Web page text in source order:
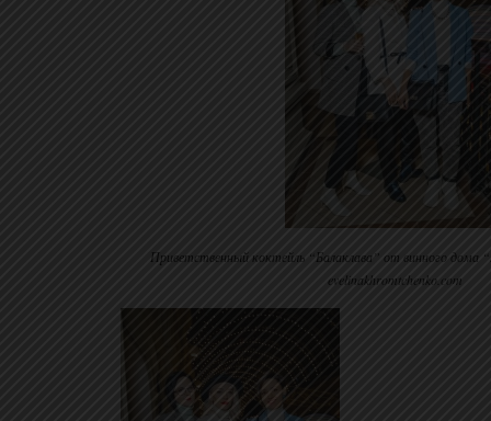
Приветственный коктейль “Балаклава” от винного
evelinakhromtchenko.com